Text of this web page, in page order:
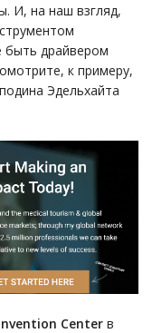
И, на наш взгляд,
быть драйвером
к примеру,
Эдельхайта
Center в